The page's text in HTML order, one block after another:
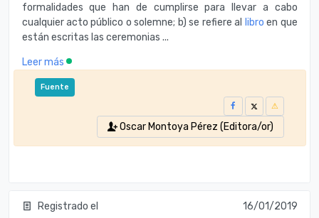
formalidades que han de cumplirse para llevar a cabo
cualquier acto público o solemne; b) se refiere al
libro en que
están escritas las ceremonias ...
Leer más
Fuente
Oscar Montoya Pérez (Editora/or)
Registrado el 16/01/2019